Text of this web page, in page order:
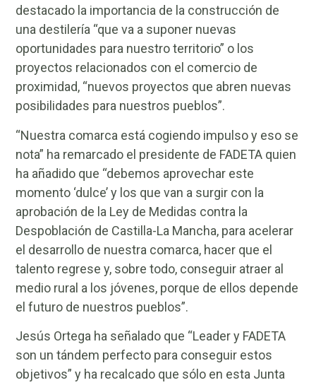
destacado la importancia de la construcción de
una destilería “que va a suponer nuevas
oportunidades para nuestro territorio” o los
proyectos relacionados con el comercio de
proximidad, “nuevos proyectos que abren nuevas
posibilidades para nuestros pueblos”.
“Nuestra comarca está cogiendo impulso y eso se
nota” ha remarcado el presidente de FADETA quien
ha añadido que “debemos aprovechar este
momento ‘dulce’ y los que van a surgir con la
aprobación de la Ley de Medidas contra la
Despoblación de Castilla-La Mancha, para acelerar
el desarrollo de nuestra comarca, hacer que el
talento regrese y, sobre todo, conseguir atraer al
medio rural a los jóvenes, porque de ellos depende
el futuro de nuestros pueblos”.
Jesús Ortega ha señalado que “Leader y FADETA
son un tándem perfecto para conseguir estos
objetivos” y ha recalcado que sólo en esta Junta